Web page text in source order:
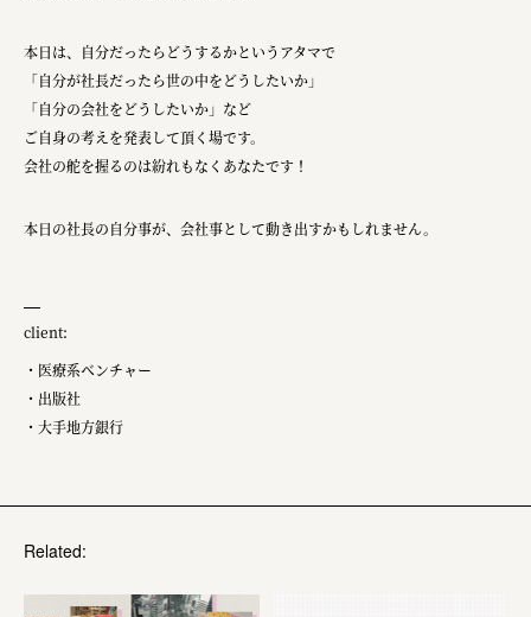
DEAR FRIEND'S
株式会社ポーラ
株式会社ロッテ
一般財団法人 伝統的工芸品産業振興協会
岡野バルブ製造株式会社
株式会社ふくや
三井不動産株式会社
株式会社イソガイ
インターステラテクノロジズ株式会社
キッコーマン食品株式会社
本日は、自分だったらどうするかというアタマで
「自分が社長だったら世の中をどうしたいか」
「自分の会社をどうしたいか」など
ご自身の考えを発表して頂く場です。
会社の舵を握るのは紛れもなくあなたです！
本日の社長の自分事が、会社事として動き出すかもしれません。
client:
・医療系ベンチャー
・出版社
・大手地方銀行
Related: